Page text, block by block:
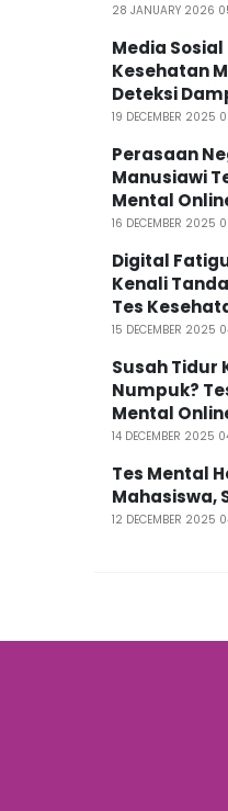
28 JANUARY 2026
Media Sosial
Kesehatan
Deteksi
19 DECEMBER 2025
Perasaan
Manusiawi
Mental
16 DECEMBER 2025
Digital
Kenali
Tes
15 DECEMBER 2025
Susah Tidur
Numpuk?
Mental
14 DECEMBER 2025
Tes Mental
Mahasiswa,
12 DECEMBER 2025